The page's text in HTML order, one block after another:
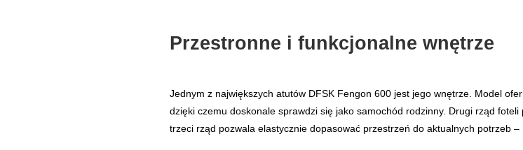
Przestronne i funkcjonalne wnętrze
Jednym z największych atutów DFSK Fengon 600 jest jego wnętrze. Model
dzięki czemu doskonale sprawdzi się jako samochód rodzinny. Drugi rząd
trzeci rząd pozwala elastycznie dopasować przestrzeń do aktualnych potrzeb